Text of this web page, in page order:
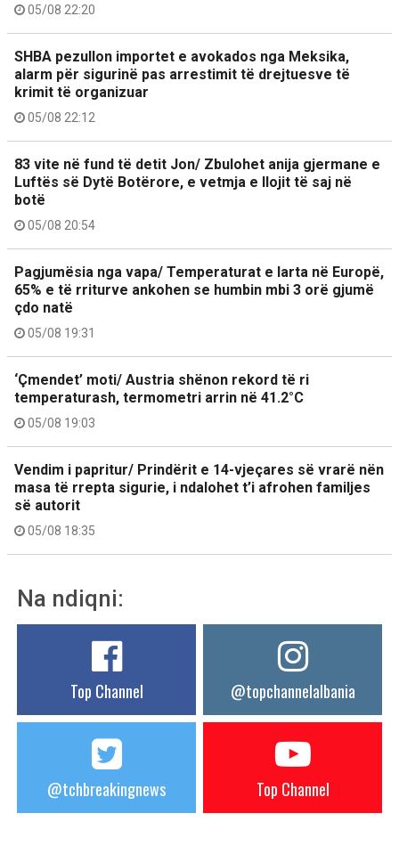
05/08 22:20
SHBA pezullon importet e avokados nga Meksika,
alarm për sigurinë pas arrestimit të drejtuesve të
krimit të organizuar
05/08 22:12
83 vite në fund të detit Jon/ Zbulohet anija gjermane e
Luftës së Dytë Botërore, e vetmja e llojit të saj në
botë
05/08 20:54
Pagjumësia nga vapa/ Temperaturat e larta në Europë,
65% e të rriturve ankohen se humbin mbi 3 orë gjumë
çdo natë
05/08 19:31
‘Çmendet’ moti/ Austria shënon rekord të ri
temperaturash, termometri arrin në 41.2°C
05/08 19:03
Vendim i papritur/ Prindërit e 14-vjeçares së vrarë nën
masa të rrepta sigurie, i ndalohet t’i afrohen familjes
së autorit
05/08 18:35
Na ndiqni:
Top Channel @topchannelalbania
@tchbreakingnews Top Channel